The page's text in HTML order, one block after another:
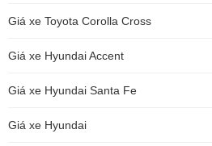
Giá xe Toyota Corolla Cross
Giá xe Hyundai Accent
Giá xe Hyundai Santa Fe
Giá xe Hyundai